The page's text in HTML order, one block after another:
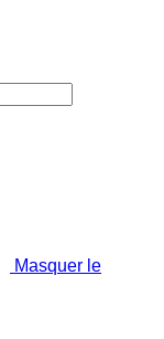
Masquer le